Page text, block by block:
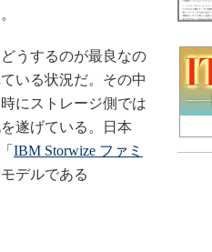
うするのが最良なの
いる状況だ。その中
にストレージ側では
遂げている。日本
IBM Storwize ファミ
デルである